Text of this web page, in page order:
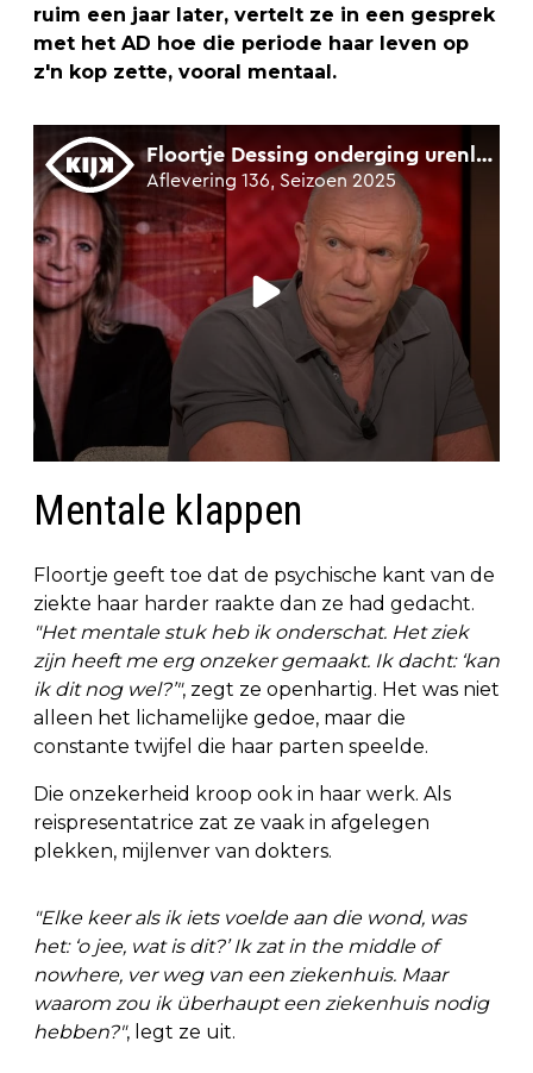
ruim een jaar later, vertelt ze in een gesprek
met het AD hoe die periode haar leven op
z'n kop zette, vooral mentaal.
Mentale klappen
Floortje geeft toe dat de psychische kant van de
ziekte haar harder raakte dan ze had gedacht.
"Het mentale stuk heb ik onderschat. Het ziek
zijn heeft me erg onzeker gemaakt. Ik dacht: ‘kan
ik dit nog wel?’", zegt ze openhartig. Het was niet
alleen het lichamelijke gedoe, maar die
constante twijfel die haar parten speelde.
Die onzekerheid kroop ook in haar werk. Als
reispresentatrice zat ze vaak in afgelegen
plekken, mijlenver van dokters.
"Elke keer als ik iets voelde aan die wond, was
het: ‘o jee, wat is dit?’ Ik zat in the middle of
nowhere, ver weg van een ziekenhuis. Maar
waarom zou ik überhaupt een ziekenhuis nodig
hebben?", legt ze uit.